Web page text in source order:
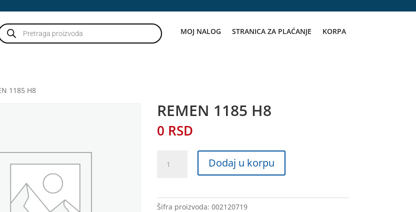
MOJ NALOG STRANICA ZA PLAĆANJE KORPA
1185 H8
REMEN 1185 H8
0 RSD
1185
Dodaj u korpu
Šifra proizvoda:002120719